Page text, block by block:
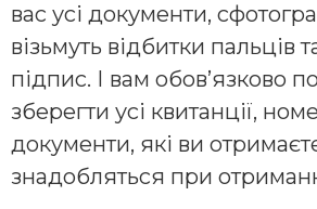
вас усі документи,
візьмуть відбитки пальців
підпис. І вам обовʼязково
зберегти усі квитанції,
документи, які ви
знадобляться при